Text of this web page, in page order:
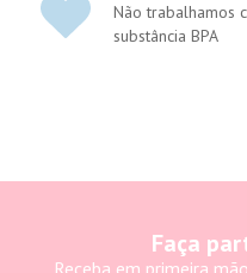
Não trabalhamos
substância BPA
Faça
Receba em primeira